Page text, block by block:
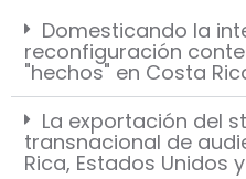
Domesticando la
reconfiguración
"hechos" en Costa
La exportación del
transnacional de
Rica, Estados Unidos